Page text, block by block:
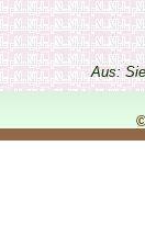
Aus: